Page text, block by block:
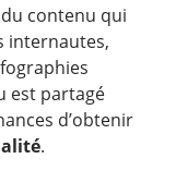
contenu qui
internautes,
est partagé
d’obtenir
.